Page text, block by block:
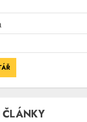
ČLÁNKY